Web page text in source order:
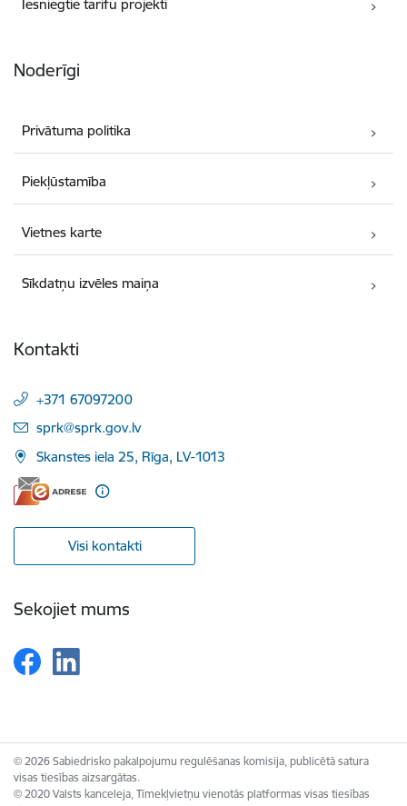
Iesniegtie tarifu projekti
Noderīgi
Privātuma politika
Piekļūstamība
Vietnes karte
Sīkdatņu izvēles maiņa
Kontakti
+371 67097200
E-pasts:
sprk@sprk.gov.lv
Skanstes iela 25, Rīga, LV-1013
Visi kontakti
Sekojiet mums
© 2026 Sabiedrisko pakalpojumu regulēšanas komisija, publicētā satura
visas tiesības aizsargātas.
© 2020 Valsts kanceleja, Tīmekļvietņu vienotās platformas visas tiesības